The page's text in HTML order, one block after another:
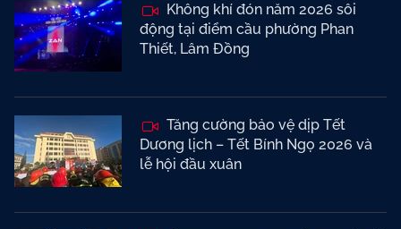
Không khí đón năm 2026 sôi
động tại điểm cầu phường Phan
Thiết, Lâm Đồng
Tăng cường bảo vệ dịp Tết
Dương lịch – Tết Bính Ngọ 2026 và
lễ hội đầu xuân